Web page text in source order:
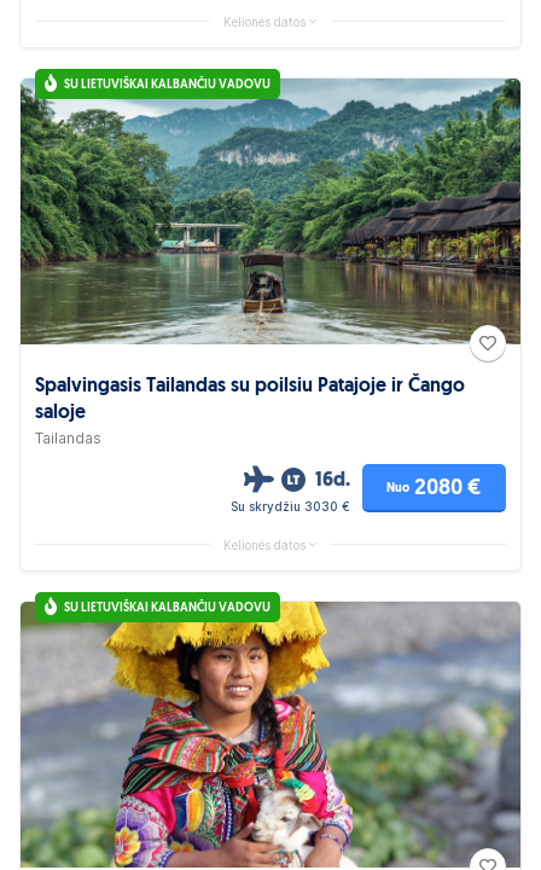
Kelionės datos
SU LIETUVIŠKAI KALBANČIU VADOVU
Spalvingasis Tailandas su poilsiu Patajoje ir Čango
saloje
Tailandas
16d.
Su skrydžiu 3030 €
Nuo 2080 €
Kelionės datos
SU LIETUVIŠKAI KALBANČIU VADOVU